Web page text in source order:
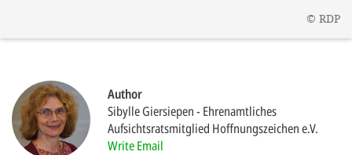
© RDP
Author
Sibylle Giersiepen Ehrenamtliches
Aufsichtsratsmitglied Hoffnungszeichen e.V.
Write Email
for our
accept
settings